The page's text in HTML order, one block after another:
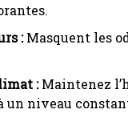
:Masquent les
:Maintenez
un niveau